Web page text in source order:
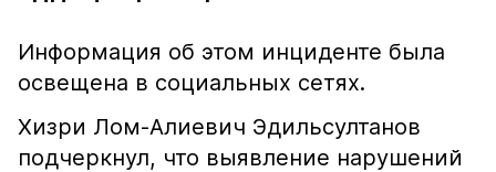
Информация об этом инциденте была
освещена в социальных сетях.
Хизри Лом-Алиевич Эдильсултанов
подчеркнул, что выявление нарушений